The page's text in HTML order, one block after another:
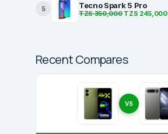
5 Tecno Spark 5 Pro
TZS 350,000TZS 245,000
Recent Compares
VS